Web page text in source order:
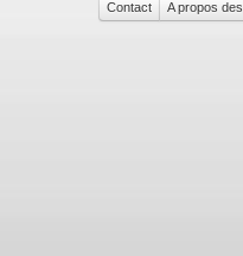
Contact A propos